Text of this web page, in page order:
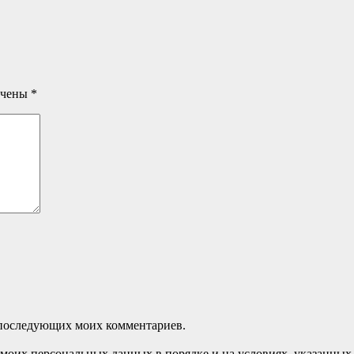
*
моих комментариев.